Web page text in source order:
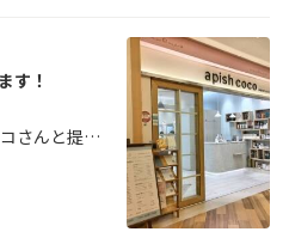
す！
南棟2階の美容室アピッシュココさんと提携しています！ お子様を預けてゆっくりヘアメニューを楽しめます＾＾ 会員様でなくてもご利用OK！ 夏休み中のリフレッシュにおすすめ！ 特別価格で託児利用できます！事前ご予約制となります。 ご予約はアピッシュココさんまでお願いします！ ご利用は夕方5時まで！ ご予約はお早めにお願いします